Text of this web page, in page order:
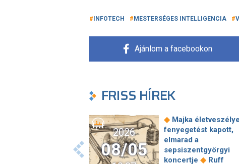
INFOTECH MESTERSÉGES INTELLIGENCIA
Ajánlom a facebookon
FRISS HÍREK
2026
08/05
◆ Majka
fenyegetést kapott,
elmarad a
sepsiszentgyörgyi
koncertje ◆ Ruff